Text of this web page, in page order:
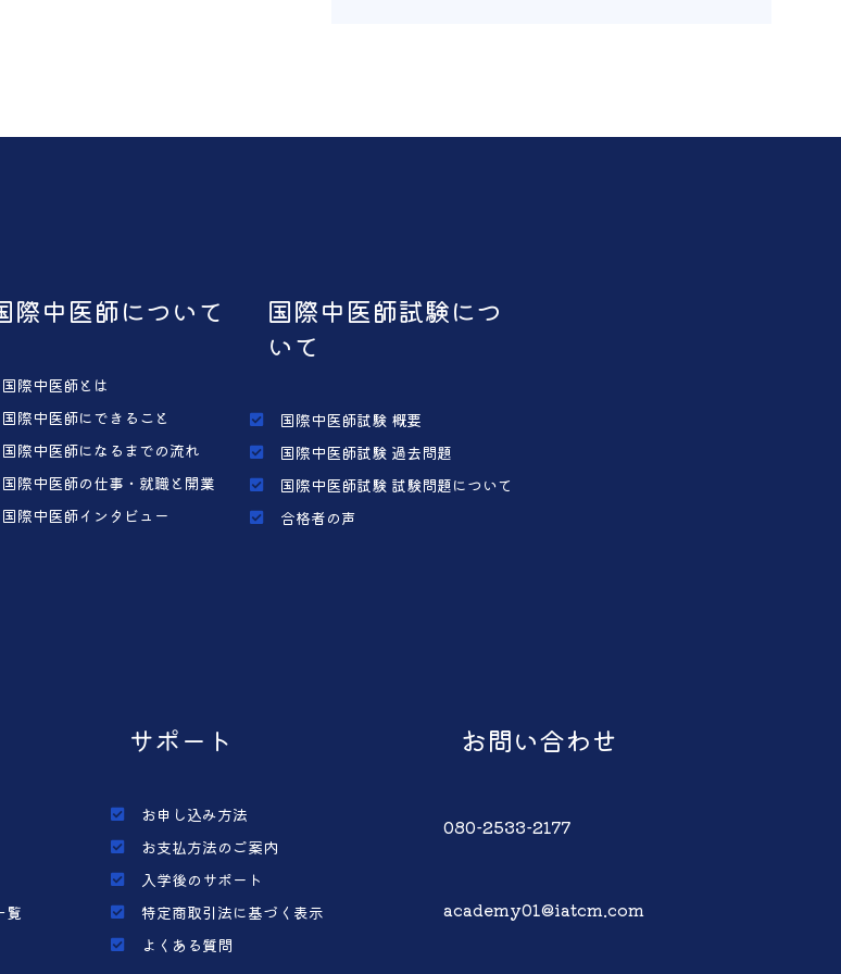
際中医師について
国際中医師とは
国際中医師にできること
国際中医師になるまでの流れ
国際中医師の仕事・就職と開業
国際中医師インタビュー
国際中医師試験につ
いて
国際中医師試験 概要
国際中医師試験 過去問題
国際中医師試験 試験問題について
合格者の声
覧
サポート
お申し込み方法
お支払方法のご案内
入学後のサポート
特定商取引法に基づく表示
よくある質問
お問い合わせ
080-2533-2177
academy01@iatcm.com